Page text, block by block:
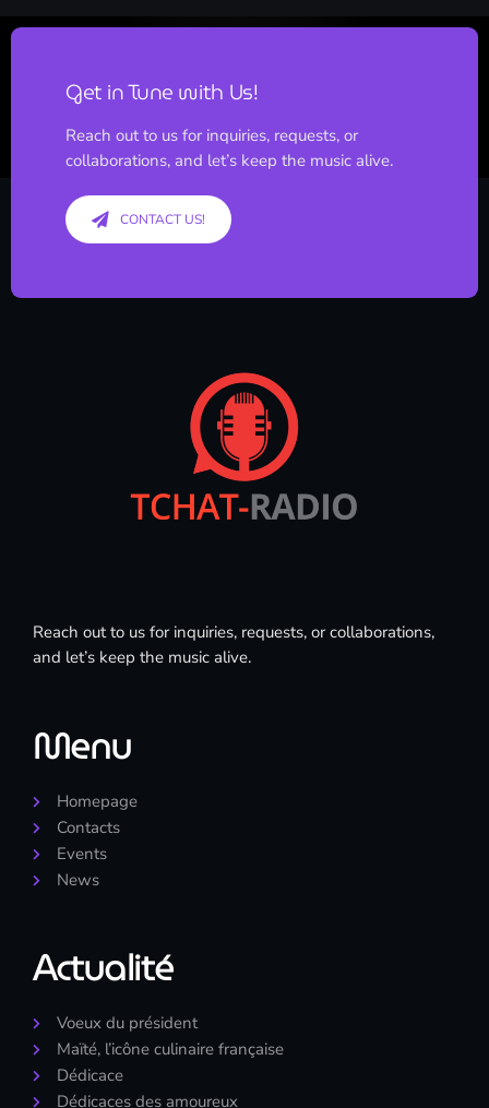
Get in Tune with Us!
Reach out to us for inquiries, requests, or
collaborations, and let’s keep the music alive.
CONTACT US!
Reach out to us for inquiries, requests, or collaborations,
and let’s keep the music alive.
Menu
Homepage
Contacts
Events
News
Actualité
Voeux du président
Maïté, l’icône culinaire française
Dédicace
Dédicaces des amoureux